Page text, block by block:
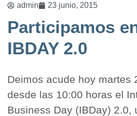
admin 23 junio, 2015
Participamos
IBDAY 2.0
Deimos acude hoy martes
desde las 10:00 horas el
Business Day (IBDay) 2.0,